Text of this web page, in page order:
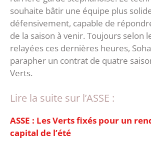
souhaite bâtir une équipe plus
défensivement, capable de
de la saison à venir. ‎Toujours selon
relayées ces dernières heures,
parapher un contrat de quatre
Verts.
Lire la suite sur l’ASSE :
ASSE : Les Verts fixés pour un
capital de l’été